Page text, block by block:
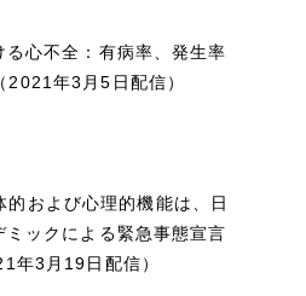
心不全：有病率、発生率
2021年3月5日配信）
的および心理的機能は、日
ックによる緊急事態宣言
年3月19日配信）